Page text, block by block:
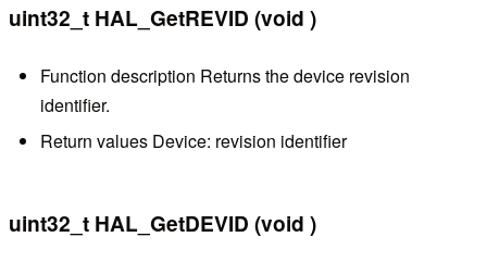
uint32_t HAL_GetREVID (void )
Function description Returns the device revision
identifier.
Return values Device: revision identifier
uint32_t HAL_GetDEVID (void )